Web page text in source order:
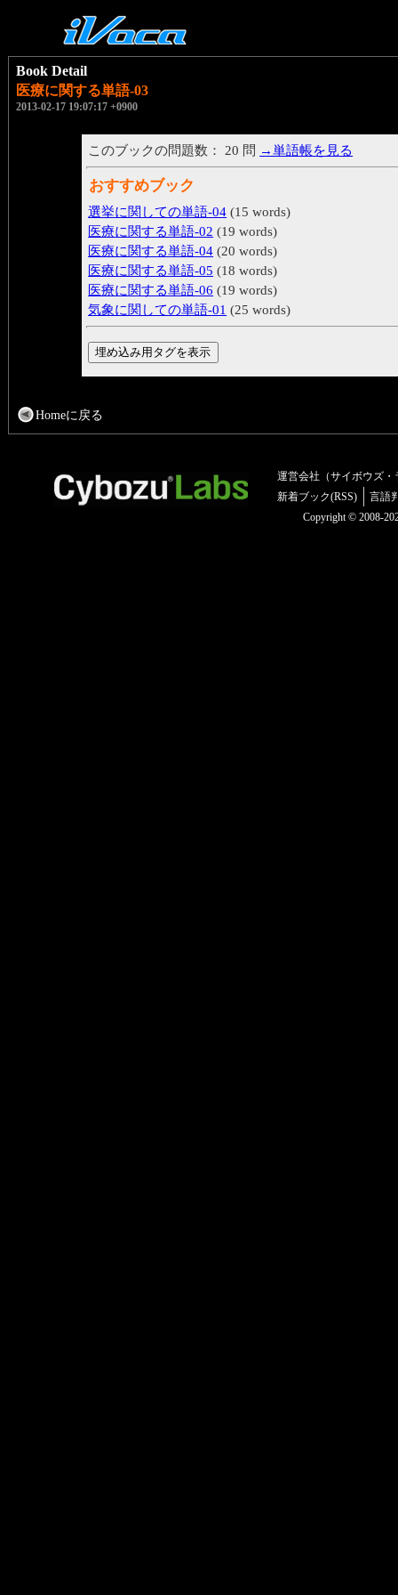
Book Detail
医療に関する単語-03
2013-02-17 19:07:17 +0900
このブックの問題数： 20 問 →単語帳を見る
おすすめブック
選挙に関しての単語-04 (15 words)
医療に関する単語-02 (19 words)
医療に関する単語-04 (20 words)
医療に関する単語-05 (18 words)
医療に関する単語-06 (19 words)
気象に関しての単語-01 (25 words)
Homeに戻る
運営会社（サイボウズ・
新着ブック(RSS)
言語
Copyright © 2008-